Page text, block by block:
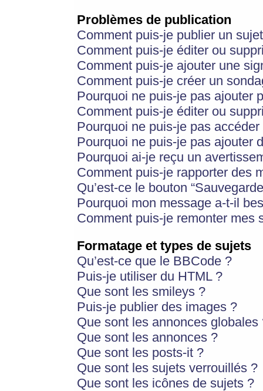
Problèmes de publication
Comment puis-je publier un
Comment puis-je éditer ou
Comment puis-je ajouter une
Comment puis-je créer un
Pourquoi ne puis-je pas ajouter
Comment puis-je éditer ou
Pourquoi ne puis-je pas
Pourquoi ne puis-je pas ajouter
Pourquoi ai-je reçu un
Comment puis-je rapporter des
Qu’est-ce le bouton
Pourquoi mon message a-t-il
Comment puis-je remonter mes
Formatage et types de sujets
Qu’est-ce que le BBCode ?
Puis-je utiliser du HTML ?
Que sont les smileys ?
Puis-je publier des images ?
Que sont les annonces globales
Que sont les annonces ?
Que sont les posts-it ?
Que sont les sujets verrouillés ?
Que sont les icônes de sujets ?